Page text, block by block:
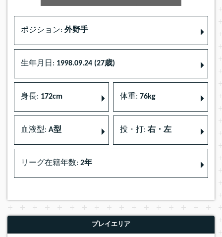
ポジション: 外野手
生年月日: 1998.09.24 (27歳)
身長: 172cm 体重: 76kg
血液型: A型 投・打: 右・左
リーグ在籍年数: 2年
プレイエリア